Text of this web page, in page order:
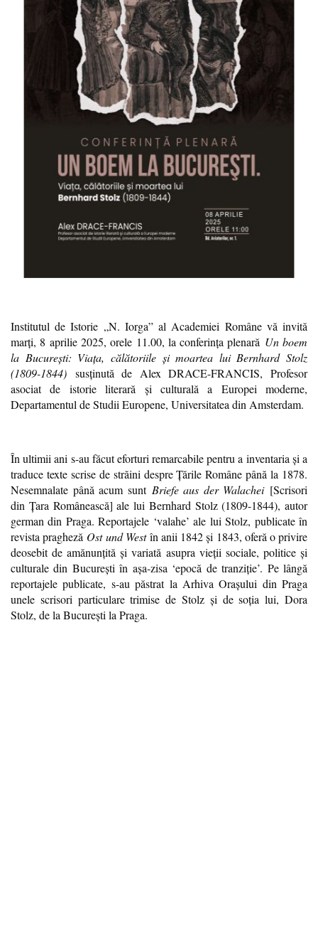
Institutul de Istorie „N. Iorga” al Academiei Române vă invită
marți, 8 aprilie 2025, orele 11.00, la conferinţa plenară Un boem
la Bucureşti: Viaţa, călătoriile şi moartea lui Bernhard Stolz
(1809-1844) susținută de Alex DRACE-FRANCIS, Profesor
asociat de istorie literară și culturală a Europei moderne,
Departamentul de Studii Europene, Universitatea din Amsterdam.
În ultimii ani s-au făcut eforturi remarcabile pentru a inventaria şi a
traduce texte scrise de străini despre Ţările Române până la 1878.
Nesemnalate până acum sunt Briefe aus der Walachei[Scrisori
din Ţara Românească] ale lui Bernhard Stolz (1809-1844), autor
german din Praga. Reportajele ‘valahe’ ale lui Stolz, publicate în
revista pragheză Ost und Westîn anii 1842 şi 1843, oferă o privire
deosebit de amănunţită şi variată asupra vieţii sociale, politice şi
culturale din Bucureşti în aşa-zisa ‘epocă de tranziţie’. Pe lângă
reportajele publicate, s-au păstrat la Arhiva Oraşului din Praga
unele scrisori particulare trimise de Stolz şi de soţia lui, Dora
Stolz, de la Bucureşti la Praga.